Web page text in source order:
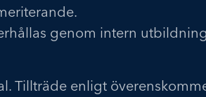
genom intern
Tillträde enligt